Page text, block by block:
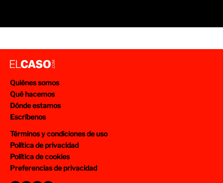
Quiénes somos
Qué hacemos
Dónde estamos
Escríbenos
Términos y condiciones de uso
Política de privacidad
Política de cookies
Preferencias de privacidad